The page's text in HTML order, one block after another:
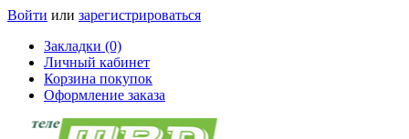
Войти или зарегистрироваться
Закладки (0)
Личный кабинет
Корзина покупок
Оформление заказа